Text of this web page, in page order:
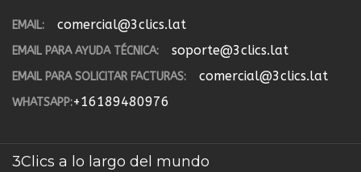
EMAIL: comercial@3clics.lat
EMAIL PARA AYUDA TÉCNICA: soporte@3clics.lat
EMAIL PARA SOLICITAR FACTURAS: comercial@3clics.lat
WHATSAPP:+16189480976
3Clics a lo largo del mundo